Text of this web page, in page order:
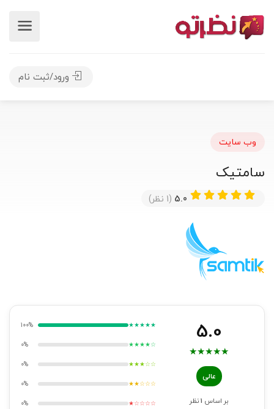
ورود/ثبت نام
وب سایت
سامتیک
5.0 (1 نظر)
5.0
★
★
★
★
★
عالی
بر اساس 1نظر
★★★★★
100%
★★★★☆
0%
★★★☆☆
0%
★★☆☆☆
0%
★☆☆☆☆
0%